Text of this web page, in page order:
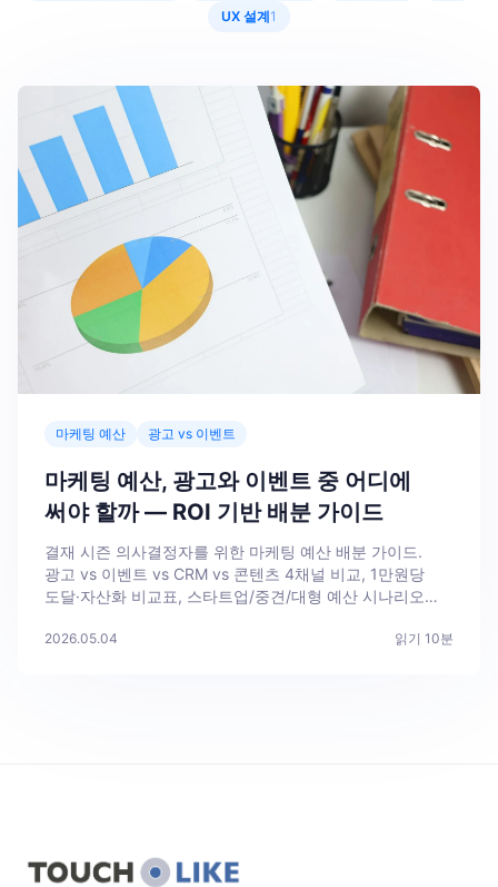
UX 설계1
마케팅 예산 광고 vs 이벤트
마케팅 예산, 광고와 이벤트 중 어디에
써야 할까 — ROI 기반 배분 가이드
결재 시즌 의사결정자를 위한 마케팅 예산 배분 가이드.
광고 vs 이벤트 vs CRM vs 콘텐츠 4채널 비교, 1만원당
도달·자산화 비교표, 스타트업/중견/대형 예산 시나리오
2026.05.04 읽기 10분